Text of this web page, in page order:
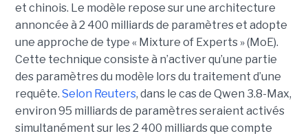
et chinois. Le modèle repose sur une architecture
annoncée à 2 400 milliards de paramètres et adopte
une approche de type « Mixture of Experts » (MoE).
Cette technique consiste à n’activer qu’une partie
des paramètres du modèle lors du traitement d’une
requête. Selon Reuters, dans le cas de Qwen 3.8-Max,
environ 95 milliards de paramètres seraient activés
simultanément sur les 2 400 milliards que compte